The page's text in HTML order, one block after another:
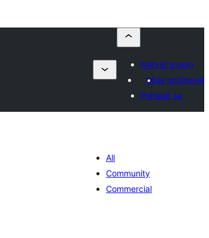
Nahrať plugin
Moje obľúbené
Prihlásiť sa
All
Community
Commercial